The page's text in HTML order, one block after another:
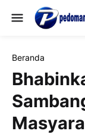
Beranda